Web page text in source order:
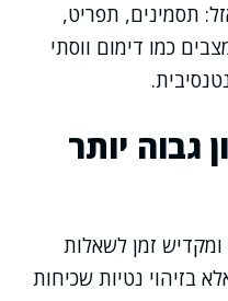
תסמינים, תפריט,
כמו דימום ווסתי
גבוה יותר
ומקדיש זמן לשאלות
בזיהוי נטיות שכיחות